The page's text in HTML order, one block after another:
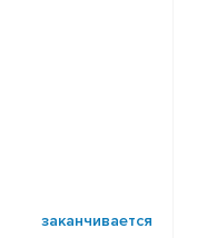
заканчивается